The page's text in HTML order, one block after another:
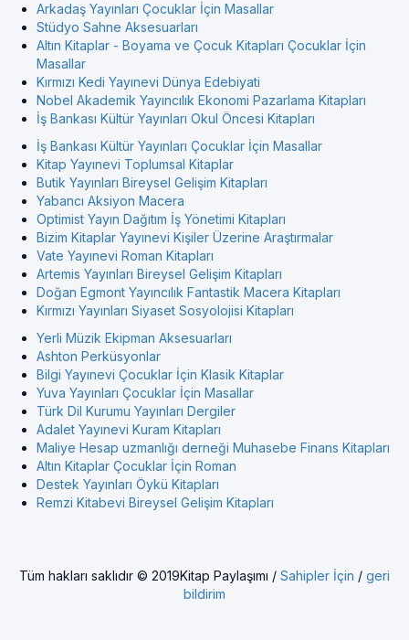
Arkadaş Yayınları Çocuklar İçin Masallar
Stüdyo Sahne Aksesuarları
Altın Kitaplar - Boyama ve Çocuk Kitapları Çocuklar İçin
Masallar
Kırmızı Kedi Yayınevi Dünya Edebiyati
Nobel Akademik Yayıncılık Ekonomi Pazarlama Kitapları
İş Bankası Kültür Yayınları Okul Öncesi Kitapları
İş Bankası Kültür Yayınları Çocuklar İçin Masallar
Kitap Yayınevi Toplumsal Kitaplar
Butik Yayınları Bireysel Gelişim Kitapları
Yabancı Aksiyon Macera
Optimist Yayın Dağıtım İş Yönetimi Kitapları
Bizim Kitaplar Yayınevi Kişiler Üzerine Araştırmalar
Vate Yayınevi Roman Kitapları
Artemis Yayınları Bireysel Gelişim Kitapları
Doğan Egmont Yayıncılık Fantastik Macera Kitapları
Kırmızı Yayınları Siyaset Sosyolojisi Kitapları
Yerli Müzik Ekipman Aksesuarları
Ashton Perküsyonlar
Bilgi Yayınevi Çocuklar İçin Klasik Kitaplar
Yuva Yayınları Çocuklar İçin Masallar
Türk Dil Kurumu Yayınları Dergiler
Adalet Yayınevi Kuram Kitapları
Maliye Hesap uzmanlığı derneği Muhasebe Finans Kitapları
Altın Kitaplar Çocuklar İçin Roman
Destek Yayınları Öykü Kitapları
Remzi Kitabevi Bireysel Gelişim Kitapları
Tüm hakları saklıdır © 2019Kitap Paylaşımı / Sahipler İçin / geri
bildirim